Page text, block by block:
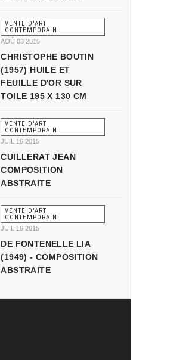
VENTE D'ART
CONTEMPORAIN
AOÛ 03 2015
CHRISTOPHE BOUTIN
(1957) HUILE ET
FEUILLE D'OR SUR
TOILE 195 X 130 CM
VENTE D'ART
CONTEMPORAIN
JUIL 16 2015
CUILLERAT JEAN
COMPOSITION
ABSTRAITE
VENTE D'ART
CONTEMPORAIN
JUIL 16 2015
DE FONTENELLE LIA
(1949) - COMPOSITION
ABSTRAITE